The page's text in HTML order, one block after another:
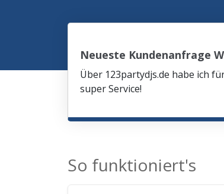
Neueste Kundenanfrage
Über 123partydjs.de habe ich
super Service!
So funktioniert's